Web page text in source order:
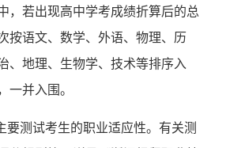
，若出现高中学考成绩折算后的总
按语文、数学、外语、物理、历
、地理、 生物学、技术等排序入
一并入围。
要测试考生的职业适应性。有关测